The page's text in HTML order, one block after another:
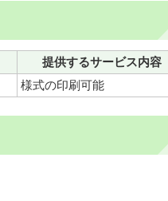
提供するサービス内容
様式の印刷可能